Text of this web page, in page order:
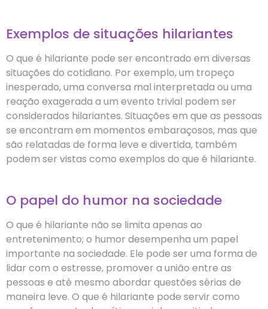
Exemplos de situações hilariantes
O que é hilariante pode ser encontrado em diversas
situações do cotidiano. Por exemplo, um tropeço
inesperado, uma conversa mal interpretada ou uma
reação exagerada a um evento trivial podem ser
considerados hilariantes. Situações em que as pessoas
se encontram em momentos embaraçosos, mas que
são relatadas de forma leve e divertida, também
podem ser vistas como exemplos do que é hilariante.
O papel do humor na sociedade
O que é hilariante não se limita apenas ao
entretenimento; o humor desempenha um papel
importante na sociedade. Ele pode ser uma forma de
lidar com o estresse, promover a união entre as
pessoas e até mesmo abordar questões sérias de
maneira leve. O que é hilariante pode servir como